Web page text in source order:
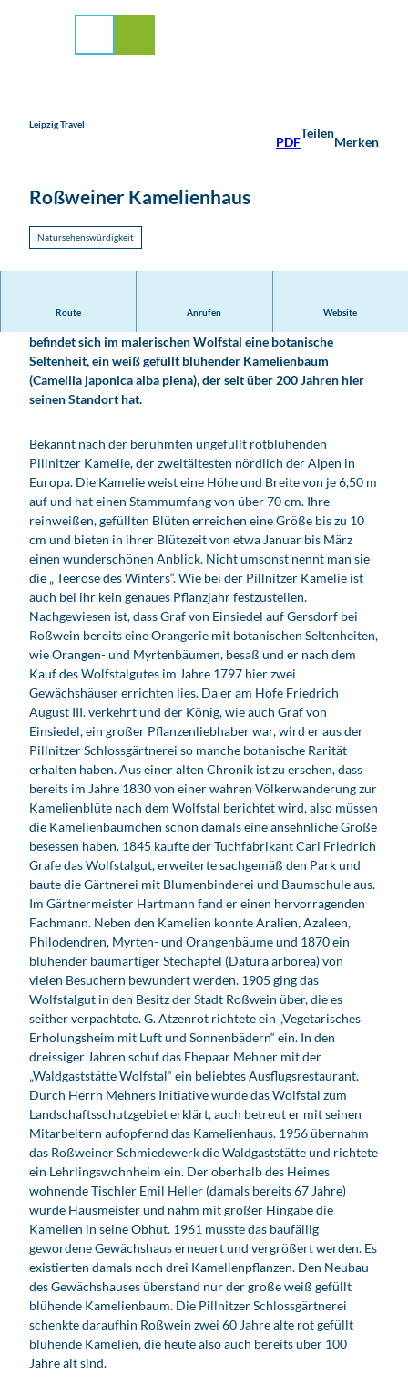
Leipzig Travel
PDF
Teilen
Merken
Roßweiner Kamelienhaus
Natursehenswürdigkeit
Route Anrufen Website
befindet sich im malerischen Wolfstal eine botanische
Seltenheit, ein weiß gefüllt blühender Kamelienbaum
(Camellia japonica alba plena), der seit über 200 Jahren hier
seinen Standort hat.
Bekannt nach der berühmten ungefüllt rotblühenden
Pillnitzer Kamelie, der zweitältesten nördlich der Alpen in
Europa. Die Kamelie weist eine Höhe und Breite von je 6,50 m
auf und hat einen Stammumfang von über 70 cm. Ihre
reinweißen, gefüllten Blüten erreichen eine Größe bis zu 10
cm und bieten in ihrer Blütezeit von etwa Januar bis März
einen wunderschönen Anblick. Nicht umsonst nennt man sie
die „ Teerose des Winters“. Wie bei der Pillnitzer Kamelie ist
auch bei ihr kein genaues Pflanzjahr festzustellen.
Nachgewiesen ist, dass Graf von Einsiedel auf Gersdorf bei
Roßwein bereits eine Orangerie mit botanischen Seltenheiten,
wie Orangen- und Myrtenbäumen, besaß und er nach dem
Kauf des Wolfstalgutes im Jahre 1797 hier zwei
Gewächshäuser errichten lies. Da er am Hofe Friedrich
August III. verkehrt und der König, wie auch Graf von
Einsiedel, ein großer Pflanzenliebhaber war, wird er aus der
Pillnitzer Schlossgärtnerei so manche botanische Rarität
erhalten haben. Aus einer alten Chronik ist zu ersehen, dass
bereits im Jahre 1830 von einer wahren Völkerwanderung zur
Kamelienblüte nach dem Wolfstal berichtet wird, also müssen
die Kamelienbäumchen schon damals eine ansehnliche Größe
besessen haben. 1845 kaufte der Tuchfabrikant Carl Friedrich
Grafe das Wolfstalgut, erweiterte sachgemäß den Park und
baute die Gärtnerei mit Blumenbinderei und Baumschule aus.
Im Gärtnermeister Hartmann fand er einen hervorragenden
Fachmann. Neben den Kamelien konnte Aralien, Azaleen,
Philodendren, Myrten- und Orangenbäume und 1870 ein
blühender baumartiger Stechapfel (Datura arborea) von
vielen Besuchern bewundert werden. 1905 ging das
Wolfstalgut in den Besitz der Stadt Roßwein über, die es
seither verpachtete. G. Atzenrot richtete ein „Vegetarisches
Erholungsheim mit Luft und Sonnenbädern“ ein. In den
dreissiger Jahren schuf das Ehepaar Mehner mit der
„Waldgaststätte Wolfstal“ ein beliebtes Ausflugsrestaurant.
Durch Herrn Mehners Initiative wurde das Wolfstal zum
Landschaftsschutzgebiet erklärt, auch betreut er mit seinen
Mitarbeitern aufopfernd das Kamelienhaus. 1956 übernahm
das Roßweiner Schmiedewerk die Waldgaststätte und richtete
ein Lehrlingswohnheim ein. Der oberhalb des Heimes
wohnende Tischler Emil Heller (damals bereits 67 Jahre)
wurde Hausmeister und nahm mit großer Hingabe die
Kamelien in seine Obhut. 1961 musste das baufällig
gewordene Gewächshaus erneuert und vergrößert werden. Es
existierten damals noch drei Kamelienpflanzen. Den Neubau
des Gewächshauses überstand nur der große weiß gefüllt
blühende Kamelienbaum. Die Pillnitzer Schlossgärtnerei
schenkte daraufhin Roßwein zwei 60 Jahre alte rot gefüllt
blühende Kamelien, die heute also auch bereits über 100
Jahre alt sind.